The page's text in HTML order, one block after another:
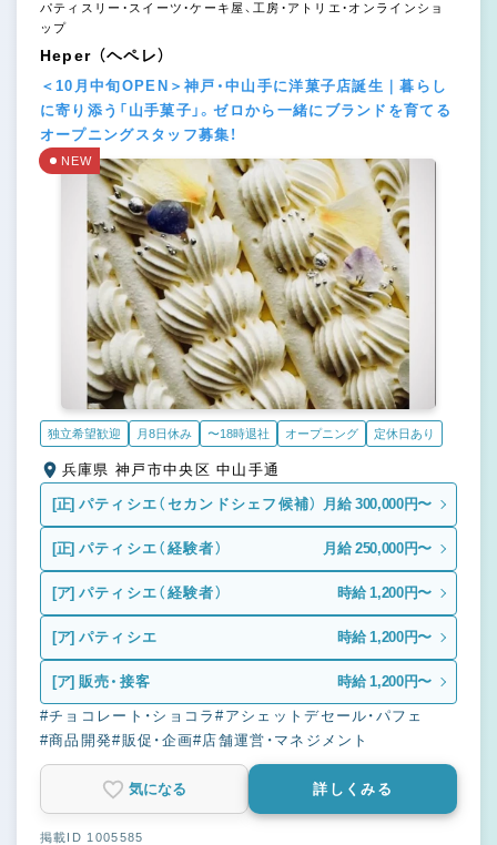
パティスリー・スイーツ・ケーキ屋、工房・アトリエ・オンラインショ
ップ
Heper （ヘペレ）
＜10月中旬OPEN＞神戸・中山手に洋菓子店誕生｜暮らし
に寄り添う「山手菓子」。ゼロから一緒にブランドを育てる
オープニングスタッフ募集！
NEW
独立希望歓迎 月8日休み 〜18時退社 オープニング 定休日あり
兵庫県 神戸市中央区 中山手通
[正] パティシエ（セカンドシェフ候補） 月給 300,000円〜
[正] パティシエ（経験者） 月給 250,000円〜
[ア] パティシエ（経験者） 時給 1,200円〜
[ア] パティシエ 時給 1,200円〜
[ア] 販売・接客 時給 1,200円〜
#チョコレート・ショコラ#アシェットデセール・パフェ
#商品開発#販促・企画#店舗運営・マネジメント
気になる 詳しくみる
掲載ID 1005585